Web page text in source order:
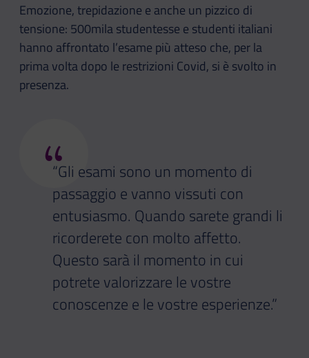
Emozione, trepidazione e anche un pizzico di
tensione: 500mila studentesse e studenti italiani
hanno affrontato l’esame più atteso che, per la
prima volta dopo le restrizioni Covid, si è svolto in
presenza.
“
“Gli esami sono un momento di
passaggio e vanno vissuti con
entusiasmo. Quando sarete grandi li
ricorderete con molto affetto.
Questo sarà il momento in cui
potrete valorizzare le vostre
conoscenze e le vostre esperienze.”